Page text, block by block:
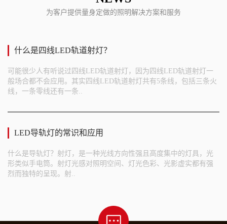
为客户提供量身定做的照明解决方案和服务
什么是四线LED轨道射灯？
可能很少人有听说过四线LED轨道射灯，因为四线LED轨道射灯一
般场合都不会应用。其实四线LED轨道射灯共有5条线，包括三条火
线，一条零线还有一条..
LED导轨灯的常识和应用
什么是导轨灯？射灯，是一种光线方向性强且高度集中的灯具，光
形类似手电筒。射灯光感对照明空间、灯光色彩、光影虚实都有强
烈而独特的呈现。射..